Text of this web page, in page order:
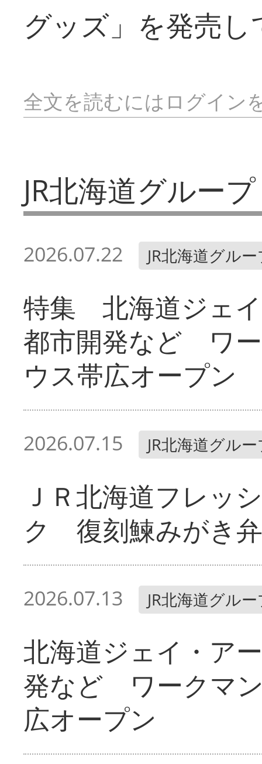
グッズ」を発売し
全文を読むにはログイン
JR北海道グループ
2026.07.22 JR北海道グル
特集 北海道ジェ
都市開発など ワ
ウス帯広オープン
2026.07.15 JR北海道グル
ＪＲ北海道フレッ
ク 復刻鰊みがき
2026.07.13 JR北海道グル
北海道ジェイ・ア
発など ワークマ
広オープン